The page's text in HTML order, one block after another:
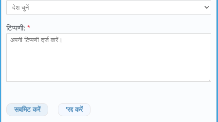
टिप्पणी: *
सबमिट करें 'रद्द करें